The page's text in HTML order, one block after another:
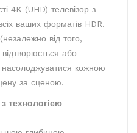
4K (UHD) телевізор з
ваших форматів HDR.
від того,
або
кожною
за сценою.
технологією